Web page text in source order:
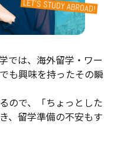
では、海外留学・ワー
も興味を持ったその瞬
ので、「ちょっとした
、留学準備の不安もす